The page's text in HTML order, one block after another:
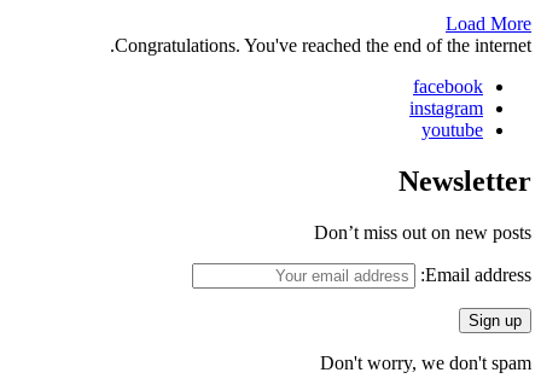
Load More
Congratulations. You've reached the end of the internet.
facebook
instagram
youtube
Newsletter
Don’t miss out on new posts
Email address:
Don't worry, we don't spam